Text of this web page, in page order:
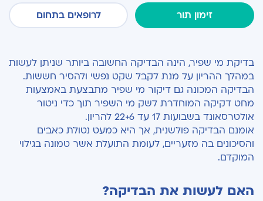
תופעות לוואי
בדיקות גנטיות בהיריון
זימון תור לרופאים בתחום
בדיקת מי שפיר, הינה הבדיקה החשובה ביותר שניתן לעשות
במהלך ההריון על מנת לקבל שקט נפשי ולהסיר חששות.
הבדיקה המכונה גם דיקור מי שפיר מתבצעת באמצעות
מחט דקיקה המוחדרת לשק מי השפיר תוך כדי ניטור
אולטרסאונד בשבועות 17 עד 22+6 להריון.
אומנם הבדיקה פולשנית, אך היא כמעט נטולת כאבים
והסיכונים בה מזעריים, לעומת התועלת אשר טמונה בגילוי
המוקדם.
האם לעשות את הבדיקה?